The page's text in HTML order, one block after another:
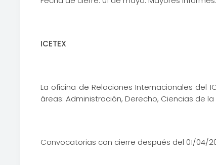
ICETEX
La oficina de Relaciones Internacionales del
áreas: Administración, Derecho, Ciencias de
Convocatorias con cierre después del 01/04/